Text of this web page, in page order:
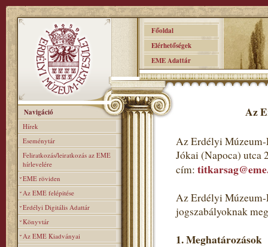
Főoldal
Elérhetőségek
EME Adattár
Navigáció
Hírek
Eseménytár
Feliratkozás/leiratkozás az EME
hírlevelére
EME röviden
Az EME felépitése
Erdélyi Digitális Adattár
Könyvtár
Az EME Kiadványai
Az
Az Erdélyi
Jókai (Napoca) utca
cím:
Az Erdélyi Múzeum-
jogszabályoknak
1. Meghatározások